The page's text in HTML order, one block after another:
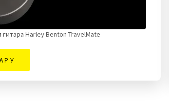
гитара Harley Benton TravelMate